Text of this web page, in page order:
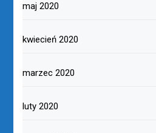
maj 2020
kwiecień 2020
marzec 2020
luty 2020